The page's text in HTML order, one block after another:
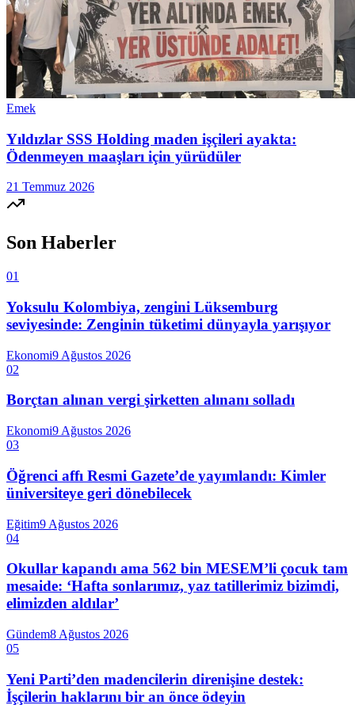
Emek
Yıldızlar SSS Holding maden işçileri ayakta:
Ödenmeyen maaşları için yürüdüler
21 Temmuz 2026
Son Haberler
01
Yoksulu Kolombiya, zengini Lüksemburg
seviyesinde: Zenginin tüketimi dünyayla yarışıyor
Ekonomi9 Ağustos 2026
02
Borçtan alınan vergi şirketten alınanı solladı
Ekonomi9 Ağustos 2026
03
Öğrenci affı Resmi Gazete’de yayımlandı: Kimler
üniversiteye geri dönebilecek
Eğitim9 Ağustos 2026
04
Okullar kapandı ama 562 bin MESEM’li çocuk tam
mesaide: ‘Hafta sonlarımız, yaz tatillerimiz bizimdi,
elimizden aldılar’
Gündem8 Ağustos 2026
05
Yeni Parti’den madencilerin direnişine destek:
İşçilerin haklarını bir an önce ödeyin